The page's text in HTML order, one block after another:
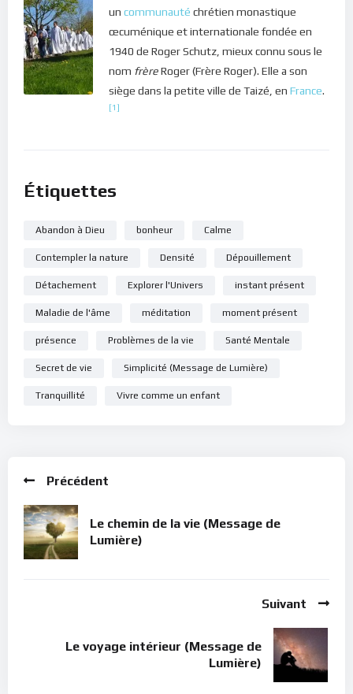
un communauté chrétien monastique
œcuménique et internationale fondée en
1940 de Roger Schutz, mieux connu sous le
nom frèreRoger (Frère Roger). Elle a son
siège dans la petite ville de Taizé, en France.
[1]
Étiquettes
Abandon à Dieu bonheur Calme
Contempler la nature Densité Dépouillement
Détachement Explorer l'Univers instant présent
Maladie de l'âme méditation moment présent
présence Problèmes de la vie Santé Mentale
Secret de vie Simplicité (Message de Lumière)
Tranquillité Vivre comme un enfant
Précédent
Le chemin de la vie (Message de
Lumière)
Suivant
Le voyage intérieur (Message de
Lumière)